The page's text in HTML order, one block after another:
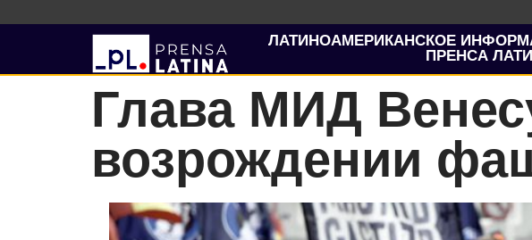
ЛАТИНОАМЕРИКАНСКОЕ
ПРЕНСА
Глава МИД
возрождении